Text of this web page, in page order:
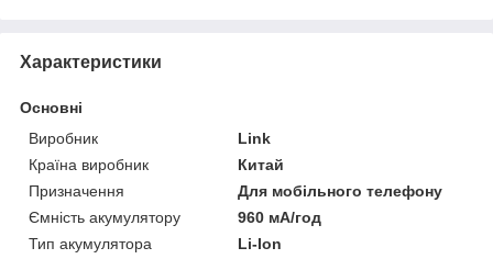
Характеристики
Основні
Виробник
Link
Країна виробник
Китай
Призначення
Для мобільного телефону
Ємність акумулятору
960 мА/год
Тип акумулятора
Li-Ion